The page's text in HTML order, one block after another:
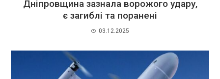
Дніпровщина зазнала ворожого удару,
є загиблі та поранені
03.12.2025